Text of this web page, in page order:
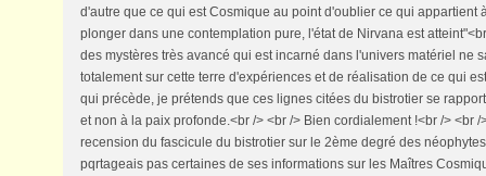
d'autre que ce qui est Cosmique au point d'oublier ce qui appartient
plonger dans une contemplation pure, l'état de Nirvana est
des mystères très avancé qui est incarné dans l'univers matériel ne
totalement sur cette terre d'expériences et de réalisation de ce qui
qui précède, je prétends que ces lignes citées du bistrotier se
et non à la paix profonde.<br /> <br /> Bien cordialement !<br /> <br /
recension du fascicule du bistrotier sur le 2ème degré des
pqrtageais pas certaines de ses informations sur les Maîtres